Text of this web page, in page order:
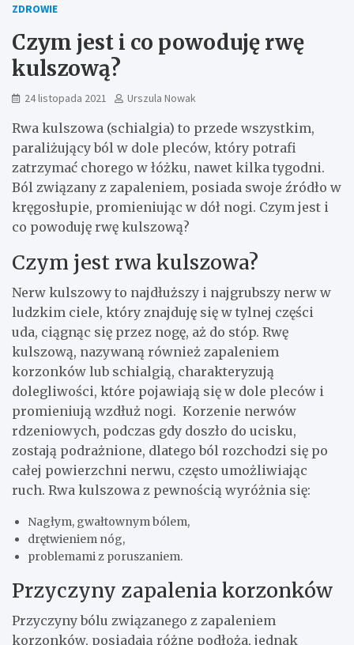
ZDROWIE
Czym jest i co powoduję rwę
kulszową?
24 listopada 2021 Urszula Nowak
Rwa kulszowa (schialgia) to przede wszystkim,
paraliżujący ból w dole pleców, który potrafi
zatrzymać chorego w łóżku, nawet kilka tygodni.
Ból związany z zapaleniem, posiada swoje źródło w
kręgosłupie, promieniując w dół nogi. Czym jest i
co powoduję rwę kulszową?
Czym jest rwa kulszowa?
Nerw kulszowy to najdłuższy i najgrubszy nerw w
ludzkim ciele, który znajduję się w tylnej części
uda, ciągnąc się przez nogę, aż do stóp. Rwę
kulszową, nazywaną również zapaleniem
korzonków lub schialgią, charakteryzują
dolegliwości, które pojawiają się w dole pleców i
promieniują wzdłuż nogi. Korzenie nerwów
rdzeniowych, podczas gdy doszło do ucisku,
zostają podrażnione, dlatego ból rozchodzi się po
całej powierzchni nerwu, często umożliwiając
ruch. Rwa kulszowa z pewnością wyróżnia się:
Nagłym, gwałtownym bólem,
drętwieniem nóg,
problemami z poruszaniem.
Przyczyny zapalenia korzonków
Przyczyny bólu związanego z zapaleniem
korzonków, posiadają różne podłoża, jednak